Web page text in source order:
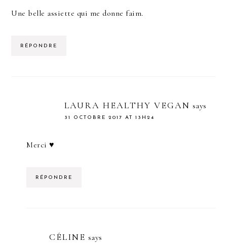
Une belle assiette qui me donne faim.
RÉPONDRE
LAURA HEALTHY VEGAN says
31 OCTOBRE 2017 AT 13H24
Merci ♥
RÉPONDRE
CÉLINE says